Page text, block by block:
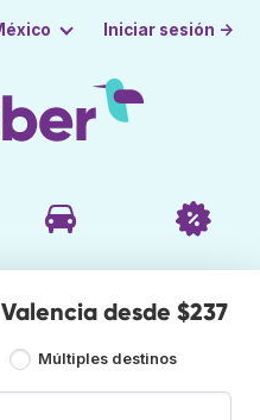
Iniciar sesión →
desde $237
Múltiples destinos